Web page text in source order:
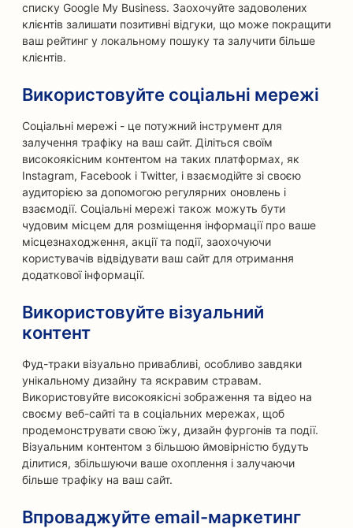
списку Google My Business. Заохочуйте задоволених
клієнтів залишати позитивні відгуки, що може покращити
ваш рейтинг у локальному пошуку та залучити більше
клієнтів.
Використовуйте соціальні мережі
Соціальні мережі - це потужний інструмент для
залучення трафіку на ваш сайт. Діліться своїм
високоякісним контентом на таких платформах, як
Instagram, Facebook і Twitter, і взаємодійте зі своєю
аудиторією за допомогою регулярних оновлень і
взаємодії. Соціальні мережі також можуть бути
чудовим місцем для розміщення інформації про ваше
місцезнаходження, акції та події, заохочуючи
користувачів відвідувати ваш сайт для отримання
додаткової інформації.
Використовуйте візуальний
контент
Фуд-траки візуально привабливі, особливо завдяки
унікальному дизайну та яскравим стравам.
Використовуйте високоякісні зображення та відео на
своєму веб-сайті та в соціальних мережах, щоб
продемонструвати свою їжу, дизайн фургонів та події.
Візуальним контентом з більшою ймовірністю будуть
ділитися, збільшуючи ваше охоплення і залучаючи
більше трафіку на ваш сайт.
Впроваджуйте email-маркетинг